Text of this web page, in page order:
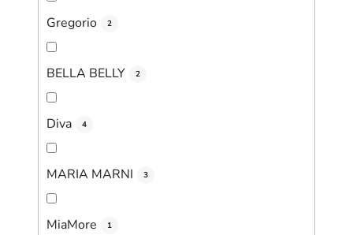
Gregorio 2
BELLA BELLY 2
Diva 4
MARIA MARNI 3
MiaMore 1